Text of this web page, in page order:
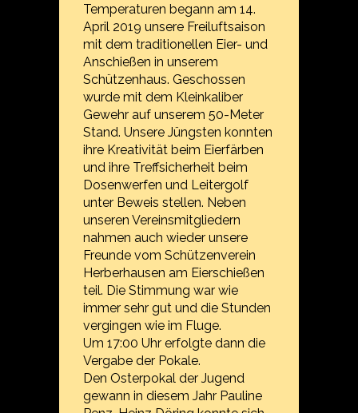
Temperaturen begann am 14.
April 2019 unsere Freiluftsaison
mit dem traditionellen Eier- und
Anschießen in unserem
Schützenhaus. Geschossen
wurde mit dem Kleinkaliber
Gewehr auf unserem 50-Meter
Stand. Unsere Jüngsten konnten
ihre Kreativität beim Eierfärben
und ihre Treffsicherheit beim
Dosenwerfen und Leitergolf
unter Beweis stellen. Neben
unseren Vereinsmitgliedern
nahmen auch wieder unsere
Freunde vom Schützenverein
Herberhausen am Eierschießen
teil. Die Stimmung war wie
immer sehr gut und die Stunden
vergingen wie im Fluge.
Um 17:00 Uhr erfolgte dann die
Vergabe der Pokale.
Den Osterpokal der Jugend
gewann in diesem Jahr Pauline